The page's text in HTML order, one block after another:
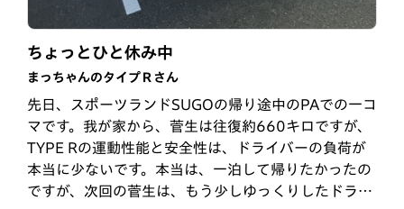
最高の1台
さとけんさん
TYPE Rが欲しくて、先代のFK8から5年間、嫁さんに
頭を下げ続け、昨年、念願の納車となりました。長距
離運転も楽で、峠道も高速道路も運転が楽しすぎます
♪デザインもFK8も大好きですが、FL5も大人びたデ
ザインがカッコいい…。FL5を眺めながら、ご飯2杯
榛名山ドライブ
まっちゃんのタイプＲさん
会社の有給休暇を使い、伊香保温泉に行き、榛名山ま
でドライブに行きました。TYPE Rでドライブする
と、本当に楽しい時間を過ごせます。
ちょっとひと休み中
まっちゃんのタイプＲさん
先日、スポーツランドSUGOの帰り途中のPAでの一コ
マです。我が家から、菅生は往復約660キロですが、
TYPE Rの運動性能と安全性は、ドライバーの負荷が
本当に少ないです。本当は、一泊して帰りたかったの
ですが、次回の菅生は、もう少しゆっくりしたドライ